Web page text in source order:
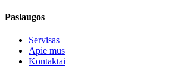
Paslaugos
Servisas
Apie mus
Kontaktai